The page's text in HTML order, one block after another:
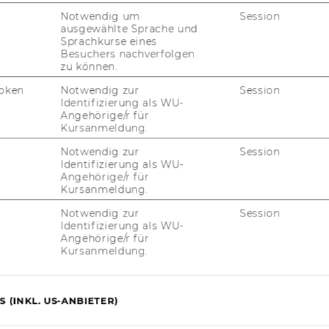
NewsletterBluesky
WEBSEITE
MEDIA
EQUIS
Notwendig um
ausgewählte Sprache und
Sprachkurse eines
Besuchers nachverfolgen
zu können.
Session
Notwendig zur
Identifizierung als WU-
Angehörige/r für
Kursanmeldung.
Session
Notwendig zur
Identifizierung als WU-
Angehörige/r für
Kursanmeldung.
Session
Notwendig zur
Identifizierung als WU-
Angehörige/r für
Kursanmeldung.
Session
(INKL. US-ANBIETER)